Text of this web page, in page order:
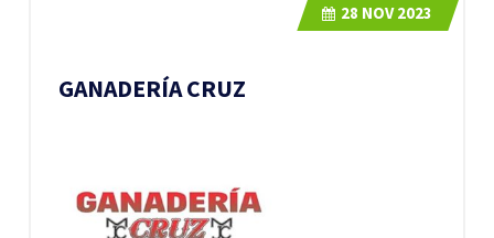
GANADERÍA CRUZ
28 NOV 2023